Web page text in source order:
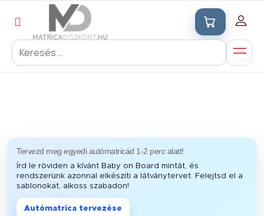
Tervezd meg egyedi autómatricád 1-2 perc alatt!
Írd le röviden a kívánt Baby on Board mintát, és
rendszerünk azonnal elkészíti a látványtervet. Felejtsd el a
sablonokat, alkoss szabadon!
Autómatrica tervezése